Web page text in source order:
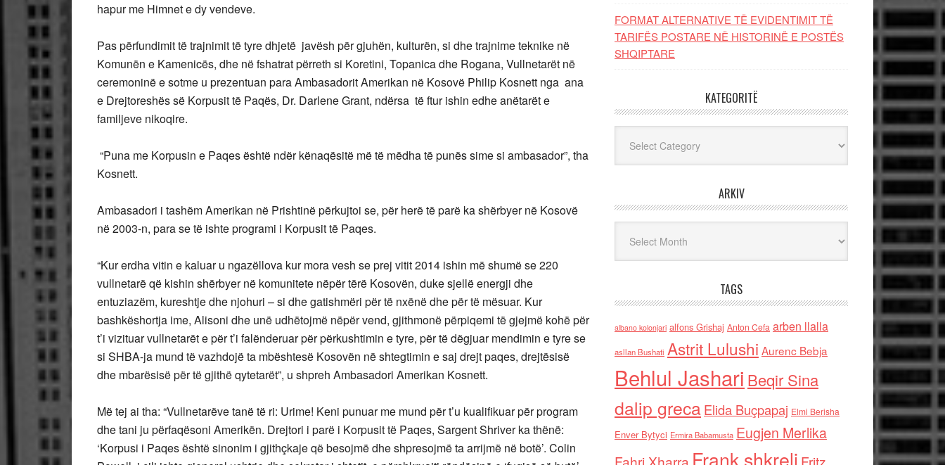
hapur me Himnet e dy vendeve.
Pas përfundimit të trajnimit të tyre dhjetë javësh për gjuhën, kulturën, si dhe trajnime teknike në
Komunën e Kamenicës, dhe në fshatrat përreth si Koretini, Topanica dhe Rogana, Vullnetarët në
ceremoninë e sotme u prezentuan para Ambasadorit Amerikan në Kosovë Philip Kosnett nga ana
e Drejtoreshës së Korpusit të Paqës, Dr. Darlene Grant, ndërsa të ftur ishin edhe anëtarët e
familjeve nikoqire.
“Puna me Korpusin e Paqes është ndër kënaqësitë më të mëdha të punës sime si ambasador”, tha
Kosnett.
Ambasadori i tashëm Amerikan në Prishtinë përkujtoi se, për herë të parë ka shërbyer në Kosovë
në 2003-n, para se të ishte programi i Korpusit të Paqes.
“Kur erdha vitin e kaluar u ngazëllova kur mora vesh se prej vitit 2014 ishin më shumë se 220
vullnetarë që kishin shërbyer në komunitete nëpër tërë Kosovën, duke sjellë energji dhe
entuziazëm, kureshtje dhe njohuri – si dhe gatishmëri për të nxënë dhe për të mësuar. Kur
bashkëshortja ime, Alisoni dhe unë udhëtojmë nëpër vend, gjithmonë përpiqemi të gjejmë kohë për
t’i vizituar vullnetarët e për t’i falënderuar për përkushtimin e tyre, për të dëgjuar mendimin e tyre se
si SHBA-ja mund të vazhdojë ta mbështesë Kosovën në shtegtimin e saj drejt paqes, drejtësisë
dhe mbarësisë për të gjithë qytetarët”, u shpreh Ambasadori Amerikan Kosnett.
Më tej ai tha: “Vullnetarëve tanë të ri: Urime! Keni punuar me mund për t’u kualifikuar për program
dhe tani ju përfaqësoni Amerikën. Drejtori i parë i Korpusit të Paqes, Sargent Shriver ka thënë:
‘Korpusi i Paqes është sinonim i gjithçkaje që besojmë dhe shpresojmë ta arrijmë në botë’. Colin
FORMAT ALTERNATIVE TË EVIDENTIMIT TË
TARIFËS POSTARE NË HISTORINË E POSTËS
SHQIPTARE
KATEGORITË
ARKIV
TAGS
albano kolonjari alfons Grishaj Anton Cefa arben llalla
asllan Bushati Astrit Lulushi Aurenc Bebja
Behlul Jashari Beqir Sina
dalip grecaElida Buçpapaj Elmi Berisha
Enver Bytyci Ermira Babamusta Eugjen Merlika
Fahri Xharra Frank shkreli Fritz